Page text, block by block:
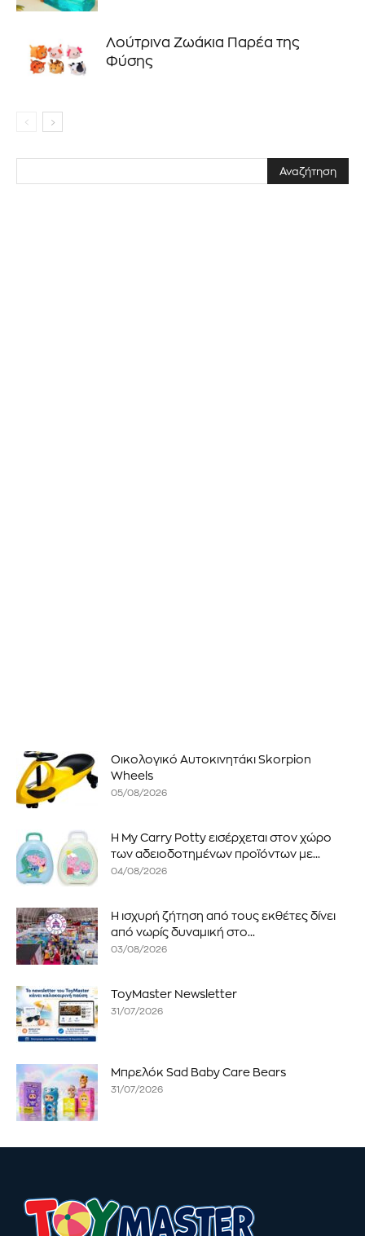
Διάβασα και αποδέχομαι την
Λούτρινα Ζωάκια Παρέα της
Φύσης
Οικολογικό Αυτοκινητάκι Skorpion
Wheels
05/08/2026
Η My Carry Potty εισέρχεται στον χώρο
των αδειοδοτημένων προϊόντων με...
04/08/2026
Η ισχυρή ζήτηση από τους εκθέτες δίνει
από νωρίς δυναμική στο...
03/08/2026
ToyMaster Newsletter
31/07/2026
Μπρελόκ Sad Baby Care Bears
31/07/2026